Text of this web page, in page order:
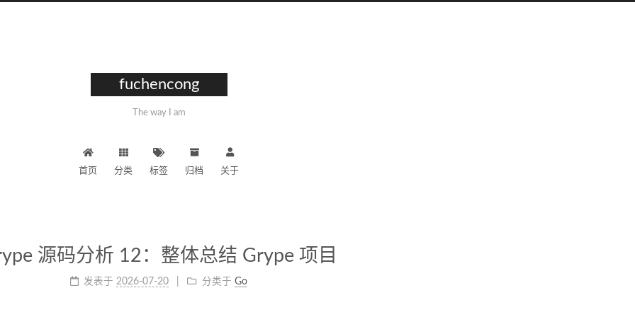
fuchencong
The way I am
首页 分类 标签 归档 关于
源码分析 12：整体总结 Grype 项目
发表于 2026-07-20 分类于 Go